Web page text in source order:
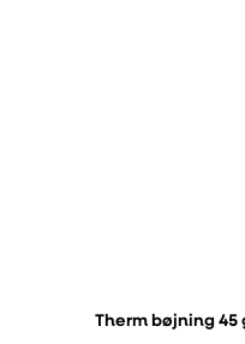
Therm bøjning 45